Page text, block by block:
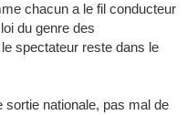
chacun a le fil conducteur
du genre des
spectateur reste dans le
sortie nationale, pas mal de